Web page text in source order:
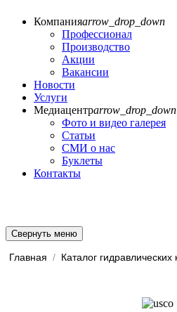
Компанияarrow_drop_down
Профессионал
Производство
Акции
Вакансии
Новости
Услуги
Медиацентрarrow_drop_down
Фото и видео галерея
Статьи
СМИ о нас
Буклеты
Контакты
Свернуть меню
Главная /